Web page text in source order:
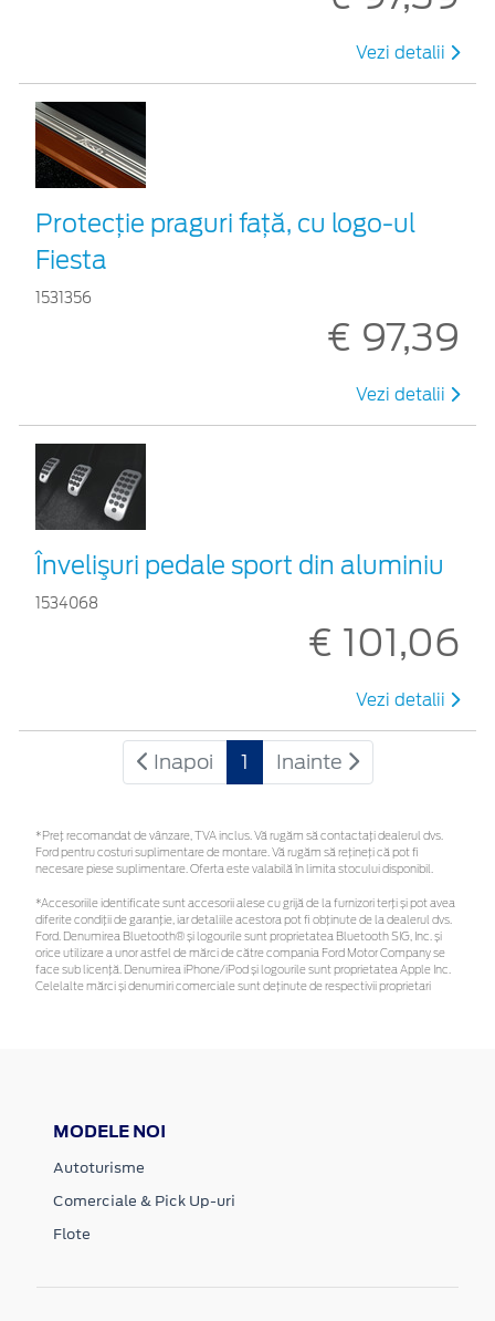
Vezi detalii
Protecţie praguri faţă, cu logo-ul
Fiesta
1531356
€ 97,39
Vezi detalii
Învelişuri pedale sport din aluminiu
1534068
€ 101,06
Vezi detalii
Inapoi 1 Inainte
*Preţ recomandat de vânzare, TVA inclus. Vă rugăm să contactaţi dealerul dvs.
Ford pentru costuri suplimentare de montare. Vă rugăm să rețineți că pot fi
necesare piese suplimentare. Oferta este valabilă în limita stocului disponibil.
*Accesoriile identificate sunt accesorii alese cu grijă de la furnizori terți și pot avea
diferite condiții de garanție, iar detaliile acestora pot fi obținute de la dealerul dvs.
Ford. Denumirea Bluetooth® și logourile sunt proprietatea Bluetooth SIG, Inc. și
orice utilizare a unor astfel de mărci de către compania Ford Motor Company se
face sub licență. Denumirea iPhone/iPod și logourile sunt proprietatea Apple Inc.
Celelalte mărci și denumiri comerciale sunt deținute de respectivii proprietari
MODELE NOI
Autoturisme
Comerciale & Pick Up-uri
Flote